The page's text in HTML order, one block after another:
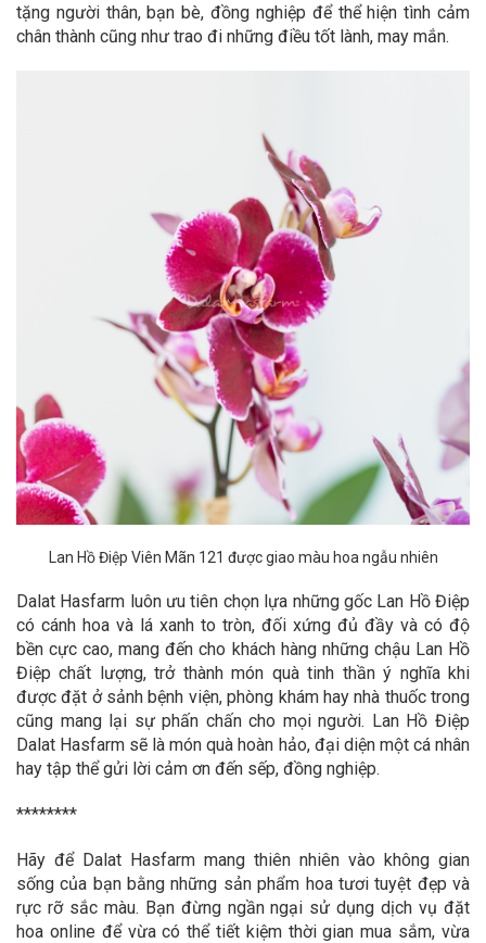
tặng người thân, bạn bè, đồng nghiệp để thể hiện tình cảm
chân thành cũng như trao đi những điều tốt lành, may mắn.
Lan Hồ Điệp Viên Mãn 121 được giao màu hoa ngẫu nhiên
Dalat Hasfarm luôn ưu tiên chọn lựa những gốc Lan Hồ Điệp
có cánh hoa và lá xanh to tròn, đối xứng đủ đầy và có độ
bền cực cao, mang đến cho khách hàng những chậu Lan Hồ
Điệp chất lượng, trở thành món quà tinh thần ý nghĩa khi
được đặt ở sảnh bệnh viện, phòng khám hay nhà thuốc trong
cũng mang lại sự phấn chấn cho mọi người. Lan Hồ Điệp
Dalat Hasfarm sẽ là món quà hoàn hảo, đại diện một cá nhân
hay tập thể gửi lời cảm ơn đến sếp, đồng nghiệp.
********
Hãy để Dalat Hasfarm mang thiên nhiên vào không gian
sống của bạn bằng những sản phẩm hoa tươi tuyệt đẹp và
rực rỡ sắc màu. Bạn đừng ngần ngại sử dụng dịch vụ đặt
hoa online để vừa có thể tiết kiệm thời gian mua sắm, vừa